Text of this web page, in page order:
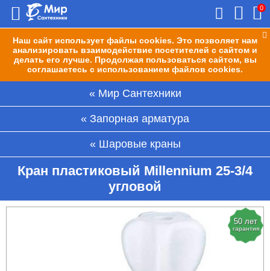
Наш сайт использует файлы cookies. Это позволяет нам
анализировать взаимодействие посетителей с сайтом и
делать его лучше. Продолжая пользоваться сайтом, вы
соглашаетесь с использованием файлов cookies.
0
Мир Сантехники
Запорная арматура
Шаровые краны
Кран пластиковый Millennium 25-3/4
угловой
50 лет
гарантия